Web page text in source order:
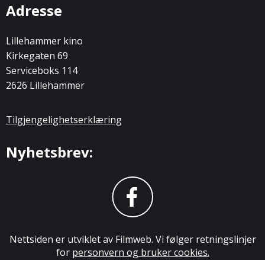
Adresse
Lillehammer kino
Kirkegaten 69
Serviceboks 114
2626 Lillehammer
Tilgjengelighetserklæring
Nyhetsbrev:
Nettsiden er utviklet av Filmweb. Vi følger retningslinjer
for personvern og bruker cookies.